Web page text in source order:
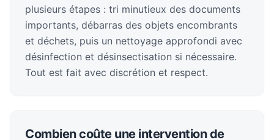
plusieurs étapes : tri minutieux des documents
importants, débarras des objets encombrants
et déchets, puis un nettoyage approfondi avec
désinfection et désinsectisation si nécessaire.
Tout est fait avec discrétion et respect.
Combien coûte une intervention de